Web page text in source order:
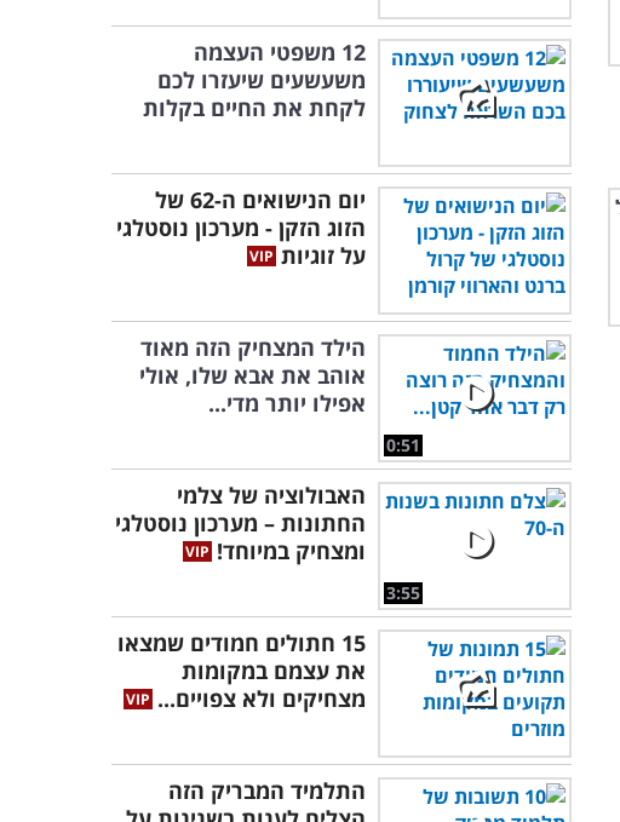
12 משפטי העצמה
משעשעים שיעזרו לכם
לקחת את החיים בקלות
יום הנישואים ה-62 של
הזוג הזקן - מערכון נוסטלגי
על זוגיות
0:51
הילד המצחיק הזה מאוד
אוהב את אבא שלו, אולי
אפילו יותר מדי...
3:55
האבולוציה של צלמי
החתונות – מערכון נוסטלגי
ומצחיק במיוחד!
15 חתולים חמודים שמצאו
את עצמם במקומות
מצחיקים ולא צפויים...
התלמיד המבריק הזה